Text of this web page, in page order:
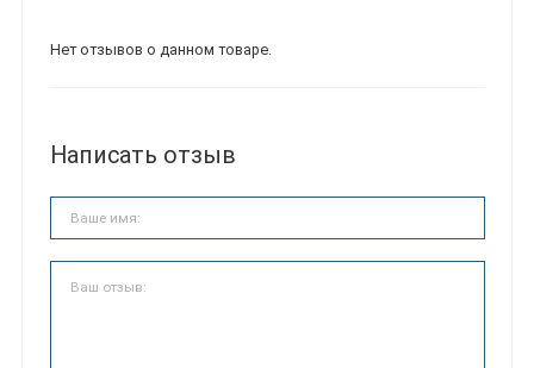
Нет отзывов о данном товаре.
Написать отзыв